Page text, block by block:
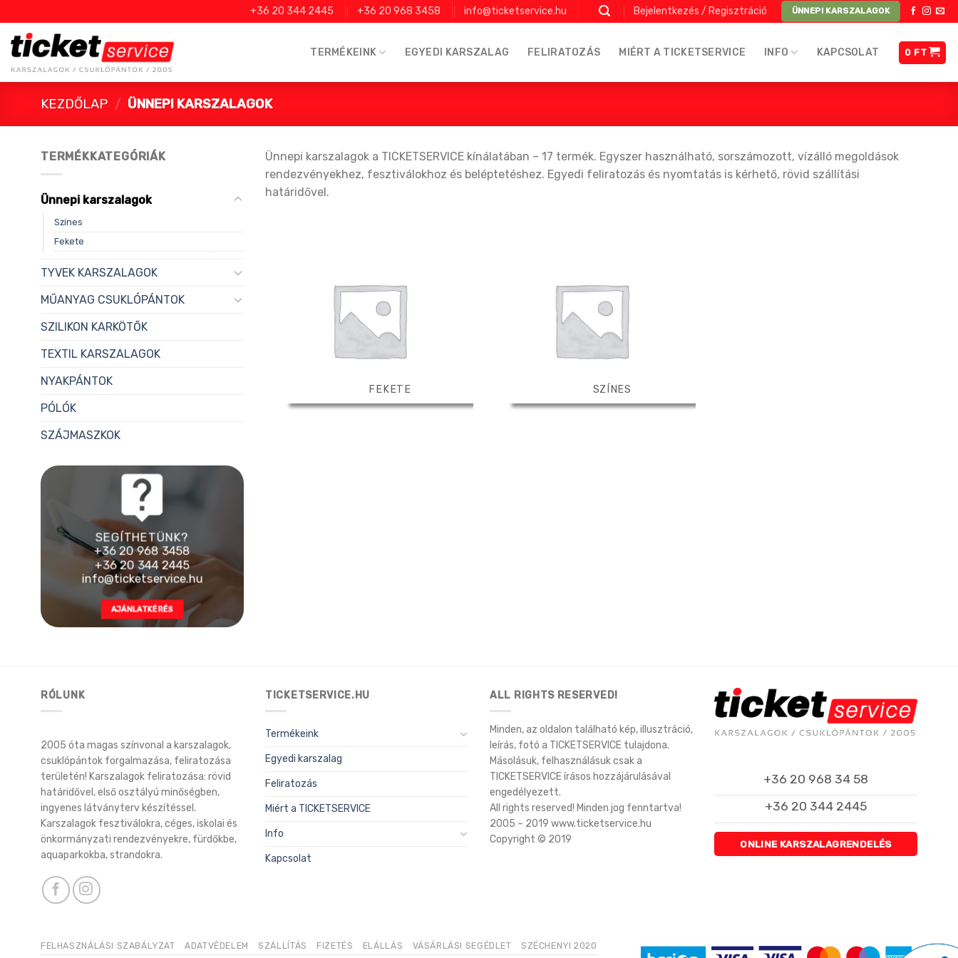
to
content
+36 20 344 2445 +36 20 968 3458 info@ticketservice.hu Bejelentkezés / Regisztráció ÜNNEPI KARSZALAGOK
TERMÉKEINK EGYEDI KARSZALAG FELIRATOZÁS MIÉRT A TICKETSERVICE INFO KAPCSOLAT 0 FT
KEZDŐLAP / ÜNNEPI KARSZALAGOK
TERMÉKKATEGÓRIÁK
Ünnepi karszalagok
Színes
Fekete
TYVEK KARSZALAGOK
MŰANYAG CSUKLÓPÁNTOK
SZILIKON KARKÖTŐK
TEXTIL KARSZALAGOK
NYAKPÁNTOK
PÓLÓK
SZÁJMASZKOK
SEGÍTHETÜNK?
+36 20 968 3458
+36 20 344 2445
info@ticketservice.hu
AJÁNLATKÉRÉS
Ünnepi karszalagok a TICKETSERVICE kínálatában – 17 termék. Egyszer használható, sorszámozott, vízálló megoldások
rendezvényekhez, fesztiválokhoz és beléptetéshez. Egyedi feliratozás és nyomtatás is kérhető, rövid szállítási
határidővel.
FEKETE SZÍNES
RÓLUNK
2005 óta magas színvonal a karszalagok,
csuklópántok forgalmazása, feliratozása
területén! Karszalagok feliratozása: rövid
határidővel, első osztályú minőségben,
ingyenes látványterv készítéssel.
Karszalagok fesztiválokra, céges, iskolai és
önkormányzati rendezvényekre, fürdőkbe,
aquaparkokba, strandokra.
TICKETSERVICE.HU
Termékeink
Egyedi karszalag
Feliratozás
Miért a TICKETSERVICE
Info
Kapcsolat
ALL RIGHTS RESERVED!
Minden, az oldalon található kép, illusztráció,
leírás, fotó a TICKETSERVICE tulajdona.
Másolásuk, felhasználásuk csak a
TICKETSERVICE írásos hozzájárulásával
engedélyezett.
All rights reserved! Minden jog fenntartva!
2005 – 2019 www.ticketservice.hu
Copyright © 2019
+36 20 968 34 58
+36 20 344 2445
ONLINE KARSZALAGRENDELÉS
FELHASZNÁLÁSI SZABÁLYZAT ADATVÉDELEM SZÁLLÍTÁS FIZETÉS ELÁLLÁS VÁSÁRLÁSI SEGÉDLET SZÉCHENYI 2020